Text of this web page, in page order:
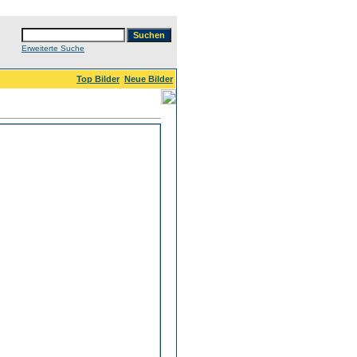
Erweiterte Suche
Top Bilder Neue Bilder